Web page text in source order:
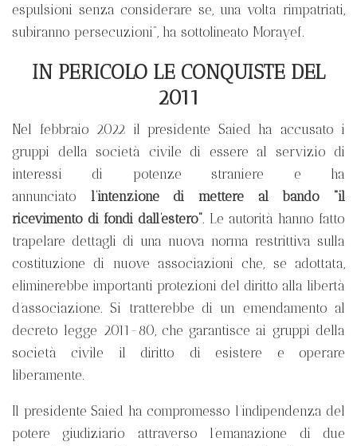
espulsioni senza considerare se, una volta rimpatriati,
subiranno persecuzioni”, ha sottolineato Morayef.
IN PERICOLO LE CONQUISTE DEL
2011
Nel febbraio 2022 il presidente Saied ha accusato i
gruppi della società civile di essere al servizio di
interessi di potenze straniere e ha
annunciato l’intenzione di mettere al bando “il
ricevimento di fondi dall’estero”. Le autorità hanno fatto
trapelare dettagli di una nuova norma restrittiva sulla
costituzione di nuove associazioni che, se adottata,
eliminerebbe importanti protezioni del diritto alla libertà
d’associazione. Si tratterebbe di un emendamento al
decreto legge 2011-80, che garantisce ai gruppi della
società civile il diritto di esistere e operare
liberamente.
Il presidente Saied ha compromesso l’indipendenza del
potere giudiziario attraverso l’emanazione di due